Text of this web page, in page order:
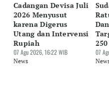
Cadangan Devisa Juli
2026 Menyusut
karena Digerus
Utang dan Intervensi
Rupiah
07 Agu 2026, 16:22 WIB
News
07